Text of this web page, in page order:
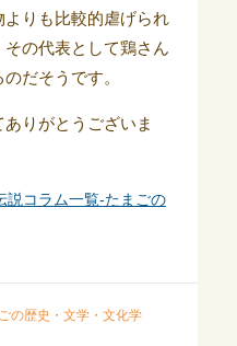
りも比較的虐げられ
の代表として鶏さん
だそうです。
りがとうございま
説コラム一覧-たまごの
の歴史・文学・文化学